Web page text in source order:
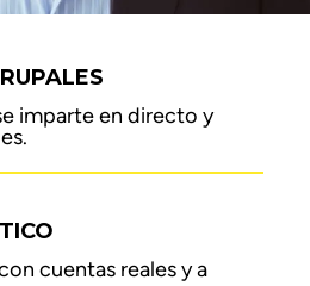
imparte en directo y
cuentas reales y a